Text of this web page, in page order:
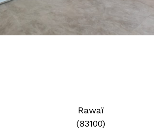
Rawaï
(83100)